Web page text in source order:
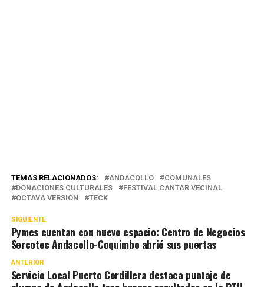
TEMAS RELACIONADOS: ANDACOLLO
COMUNALES
DONACIONES CULTURALES
FESTIVAL CANTAR VECINAL
OCTAVA VERSIÓN
TECK
SIGUIENTE
Pymes cuentan con nuevo espacio: Centro de Negocios
Sercotec Andacollo-Coquimbo abrió sus puertas
ANTERIOR
Servicio Local Puerto Cordillera destaca puntaje de